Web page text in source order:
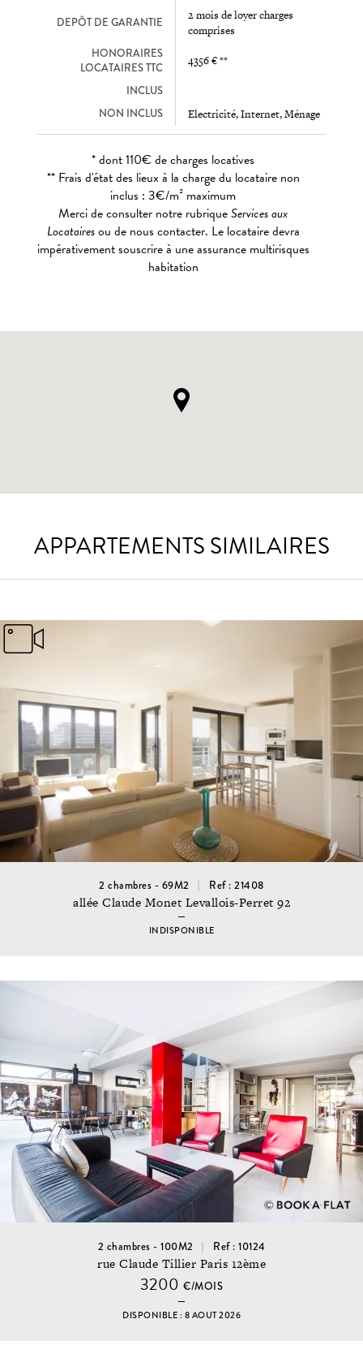
DEPÔT DE GARANTIE
2 mois de loyer charges
comprises
HONORAIRES
LOCATAIRES TTC
4356 € **
INCLUS
NON INCLUS
Electricité, Internet, Ménage
* dont 110€ de charges locatives
** Frais d'état des lieux à la charge du locataire non
inclus : 3€/m² maximum
Merci de consulter notre rubriqueServices aux
Locatairesou de nous contacter. Le locataire devra
impérativement souscrire à une assurance multirisques
habitation
APPARTEMENTS SIMILAIRES
2 chambres - 69M2 Ref : 21408
allée Claude Monet Levallois-Perret 92
INDISPONIBLE
2 chambres - 100M2 Ref : 10124
rue Claude Tillier Paris 12ème
3200€/MOIS
DISPONIBLE : 8 AOUT 2026